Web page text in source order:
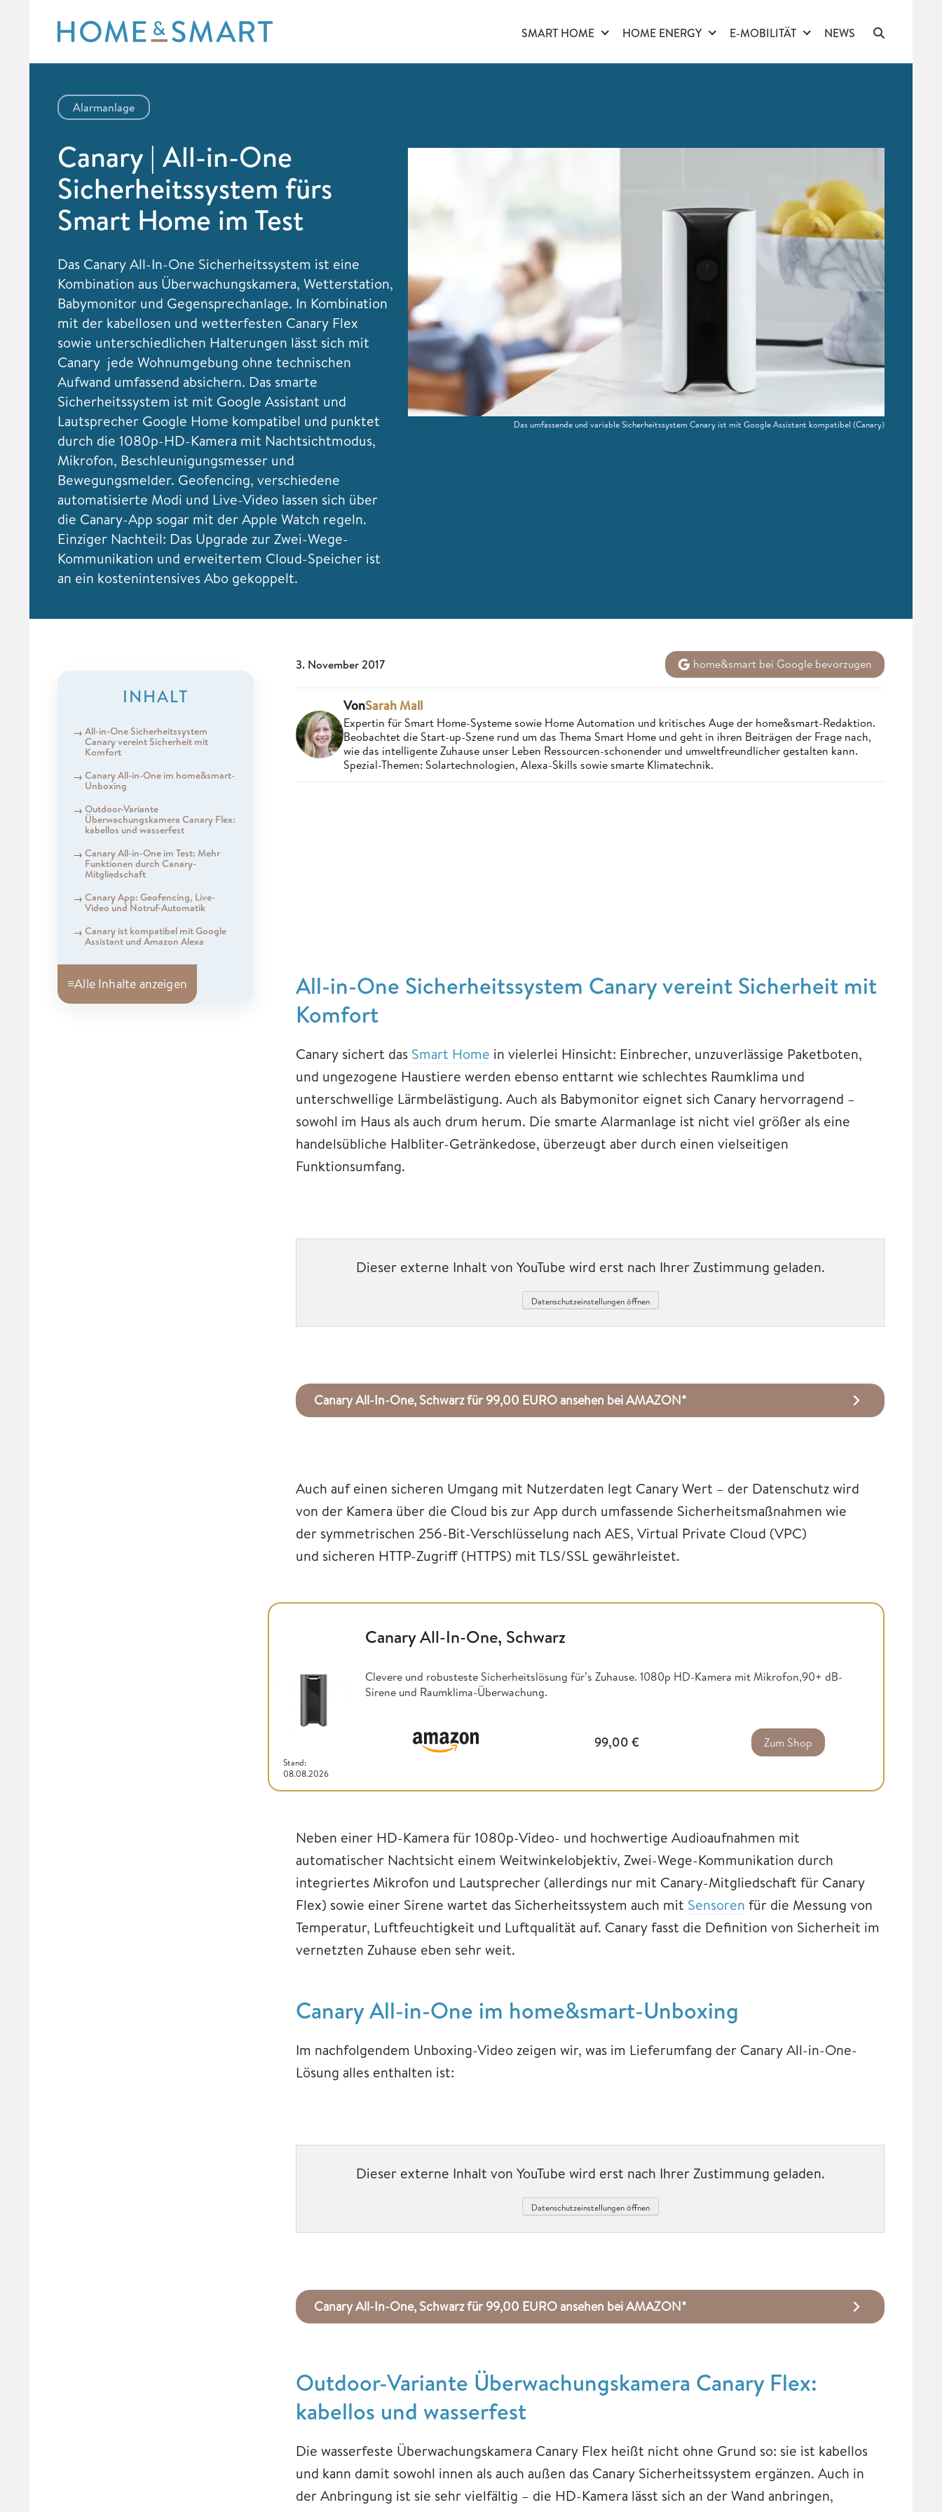
content
SMART HOME HOME ENERGY E-MOBILITÄT NEWS
Alarmanlage
Canary | All-in-One
Sicherheitssystem fürs
Smart Home im Test
Das Canary All-In-One Sicherheitssystem ist eine
Kombination aus Überwachungskamera, Wetterstation,
Babymonitor und Gegensprechanlage. In Kombination
mit der kabellosen und wetterfesten Canary Flex
sowie unterschiedlichen Halterungen lässt sich mit
Canary jede Wohnumgebung ohne technischen
Aufwand umfassend absichern. Das smarte
Sicherheitssystem ist mit Google Assistant und
Lautsprecher Google Home kompatibel und punktet
durch die 1080p-HD-Kamera mit Nachtsichtmodus,
Mikrofon, Beschleunigungsmesser und
Bewegungsmelder. Geofencing, verschiedene
automatisierte Modi und Live-Video lassen sich über
die Canary-App sogar mit der Apple Watch regeln.
Einziger Nachteil: Das Upgrade zur Zwei-Wege-
Kommunikation und erweitertem Cloud-Speicher ist
an ein kostenintensives Abo gekoppelt.
Das umfassende und variable Sicherheitssystem Canary ist mit Google Assistant kompatibel (Canary)
INHALT
All-in-One Sicherheitssystem
Canary vereint Sicherheit mit
Komfort
Canary All-in-One im home&smart-
Unboxing
Outdoor-Variante
Überwachungskamera Canary Flex:
kabellos und wasserfest
Canary All-in-One im Test: Mehr
Funktionen durch Canary-
Mitgliedschaft
Canary App: Geofencing, Live-
Video und Notruf-Automatik
Canary ist kompatibel mit Google
Assistant und Amazon Alexa
≡Alle Inhalte anzeigen
3. November 2017 home&smart bei Google bevorzugen
VonSarah Mall
Expertin für Smart Home-Systeme sowie Home Automation und kritisches Auge der home&smart-Redaktion.
Beobachtet die Start-up-Szene rund um das Thema Smart Home und geht in ihren Beiträgen der Frage nach,
wie das intelligente Zuhause unser Leben Ressourcen-schonender und umweltfreundlicher gestalten kann.
Spezial-Themen: Solartechnologien, Alexa-Skills sowie smarte Klimatechnik.
All-in-One Sicherheitssystem Canary vereint Sicherheit mit
Komfort
Canary sichert das Smart Home in vielerlei Hinsicht: Einbrecher, unzuverlässige Paketboten,
und ungezogene Haustiere werden ebenso enttarnt wie schlechtes Raumklima und
unterschwellige Lärmbelästigung. Auch als Babymonitor eignet sich Canary hervorragend –
sowohl im Haus als auch drum herum. Die smarte Alarmanlage ist nicht viel größer als eine
handelsübliche Halbliter-Getränkedose, überzeugt aber durch einen vielseitigen
Funktionsumfang.
Dieser externe Inhalt von YouTube wird erst nach Ihrer Zustimmung geladen.
Datenschutzeinstellungen öffnen
Canary All-In-One, Schwarz für 99,00 EURO ansehen bei AMAZON*
Auch auf einen sicheren Umgang mit Nutzerdaten legt Canary Wert – der Datenschutz wird
von der Kamera über die Cloud bis zur App durch umfassende Sicherheitsmaßnahmen wie
der symmetrischen 256-Bit-Verschlüsselung nach AES, Virtual Private Cloud (VPC)
und sicheren HTTP-Zugriff (HTTPS) mit TLS/SSL gewährleistet.
Stand:
08.08.2026
Canary All-In-One, Schwarz
Clevere und robusteste Sicherheitslösung für’s Zuhause. 1080p HD-Kamera mit Mikrofon,90+ dB-
Sirene und Raumklima-Überwachung.
99,00€ Zum Shop
Neben einer HD-Kamera für 1080p-Video- und hochwertige Audioaufnahmen mit
automatischer Nachtsicht einem Weitwinkelobjektiv, Zwei-Wege-Kommunikation durch
integriertes Mikrofon und Lautsprecher (allerdings nur mit Canary-Mitgliedschaft für Canary
Flex) sowie einer Sirene wartet das Sicherheitssystem auch mit Sensoren für die Messung von
Temperatur, Luftfeuchtigkeit und Luftqualität auf. Canary fasst die Definition von Sicherheit im
vernetzten Zuhause eben sehr weit.
Canary All-in-One im home&smart-Unboxing
Im nachfolgendem Unboxing-Video zeigen wir, was im Lieferumfang der Canary All-in-One-
Lösung alles enthalten ist:
Dieser externe Inhalt von YouTube wird erst nach Ihrer Zustimmung geladen.
Datenschutzeinstellungen öffnen
Canary All-In-One, Schwarz für 99,00 EURO ansehen bei AMAZON*
Outdoor-Variante Überwachungskamera Canary Flex:
kabellos und wasserfest
Die wasserfeste Überwachungskamera Canary Flex heißt nicht ohne Grund so: sie ist kabellos
und kann damit sowohl innen als auch außen das Canary Sicherheitssystem ergänzen. Auch in
der Anbringung ist sie sehr vielfältig – die HD-Kamera lässt sich an der Wand anbringen,